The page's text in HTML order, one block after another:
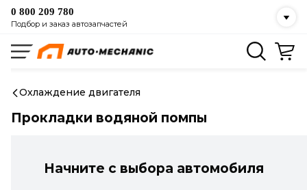
0 800 209 780
Подбор и заказ автозапчастей
Охлаждение двигателя
Прокладки водяной помпы
Начните с выбора автомобиля